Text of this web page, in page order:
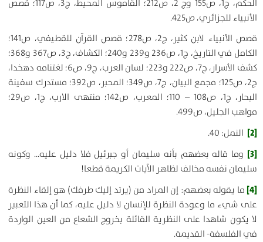
الحكم، ج1، ص155 وج 2، ص212؛ القاموس المحيط، ج3، ص117؛ قصص
الأنبياء للجزائري، ص425.
قصص الأنبياء لابن كثير، ج2، ص278؛ قصص القرآن للقطيفي، ص141؛
الكامل في التاريخ، ج1، ص236 و239 و240؛ الكشاف، ج3، ص367 و368؛
كشف الأسرار، ج7، ص222 و223؛ لسان العرب، ج9، ص6؛ لغت‏نامه دهخدا،
ج2، ص125؛ مجمع البيان، ج7، ص349؛ المحبر، ص392؛ مستدرك سفينة
البحار، ج1، ص108 – 110؛ المعرب، ص142؛ منتهى الارب، ج1، ص29؛
مواهب الجليل، ص499.
[2] النمل: 40.
[3]
وما قاله بعضهم بأنه سليمان أو جبرئيل فلا دليل عليه… وكونه
سليمان نفسه مخالف لظاهر الآيات الكريمة قطعا!
[4]
ما يقوله بعضهم: إن المراد من (يرتد إليك طرفك) هو إلقاء النظرة
على شي‏ء ما وعودة النظرة للإنسان لا دليل عليه، كما أن هذا التعبير
لا يكون شاهدا على النظرية القائلة بخروج الشعاع من العين الواردة
في الفلسفة- القديمة.